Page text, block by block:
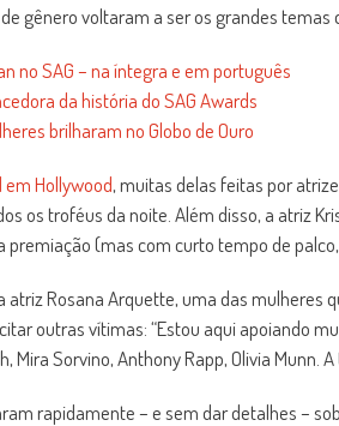
gênero voltaram a ser os grandes temas
no SAG – na íntegra e em português
da história do SAG Awards
brilharam no Globo de Ouro
em Hollywood, muitas delas feitas por
os troféus da noite. Além disso, a atriz
premiação (mas com curto tempo de
Rosana Arquette, uma das mulheres
outras vítimas: “Estou aqui apoiando
Mira Sorvino, Anthony Rapp, Olivia Munn.
rapidamente – e sem dar detalhes –